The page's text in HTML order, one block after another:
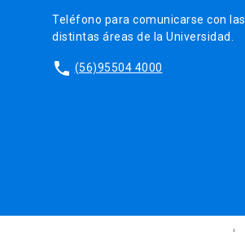
Teléfono para comunicarse con las
distintas áreas de la Universidad.
phone (56)95504 4000